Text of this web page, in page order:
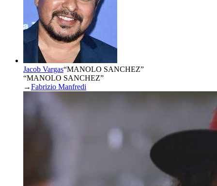
Jacob Vargas“MANOLO SANCHEZ”
“MANOLO SANCHEZ”
→Fabrizio Manfredi